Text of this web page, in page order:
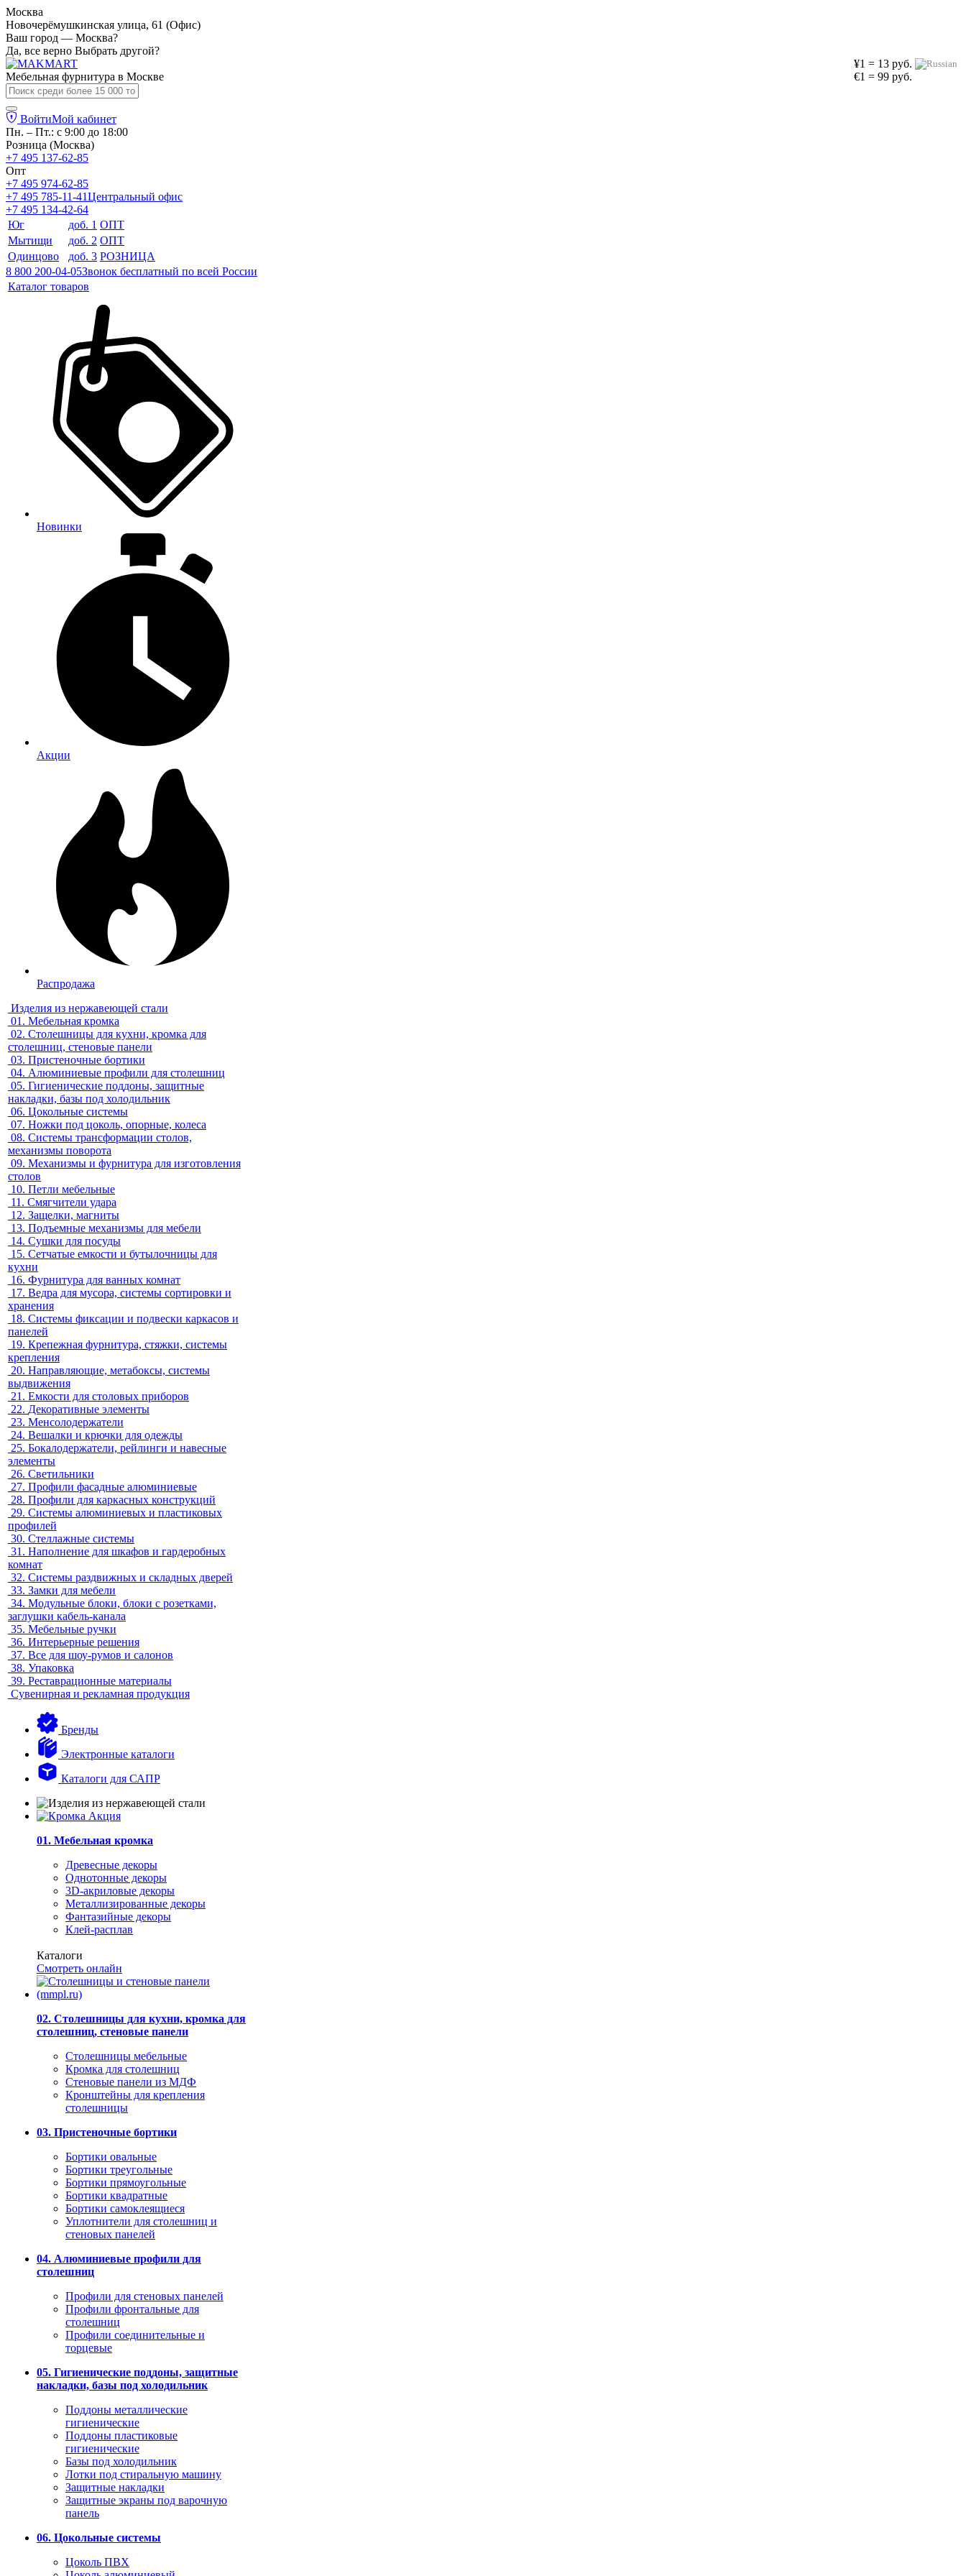
Москва
Новочерёмушкинская улица, 61 (Офис)
Ваш город — Москва?
Да, все верно Выбрать другой?
¥1 = 13 руб.
€1 = 99 руб.
Мебельная фурнитура в Москве
ВойтиМой кабинет
Пн. – Пт.: с 9:00 до 18:00
Розница (Москва)
+7 495 137-62-85
Опт
+7 495 974-62-85
+7 495 785-11-41Центральный офис
+7 495 134-42-64
Юг
доб. 1 ОПТ
Мытищи
доб. 2 ОПТ
Одинцово
доб. 3 РОЗНИЦА
8 800 200-04-05Звонок бесплатный по всей России
Каталог товаров
Новинки
Акции
Распродажа
Изделия из нержавеющей стали
01. Мебельная кромка
02. Столешницы для кухни, кромка для
столешниц, стеновые панели
03. Пристеночные бортики
04. Алюминиевые профили для столешниц
05. Гигиенические поддоны, защитные
накладки, базы под холодильник
06. Цокольные системы
07. Ножки под цоколь, опорные, колеса
08. Системы трансформации столов,
механизмы поворота
09. Механизмы и фурнитура для изготовления
столов
10. Петли мебельные
11. Смягчители удара
12. Защелки, магниты
13. Подъемные механизмы для мебели
14. Сушки для посуды
15. Сетчатые емкости и бутылочницы для
кухни
16. Фурнитура для ванных комнат
17. Ведра для мусора, системы сортировки и
хранения
18. Системы фиксации и подвески каркасов и
панелей
19. Крепежная фурнитура, стяжки, системы
крепления
20. Направляющие, метабоксы, системы
выдвижения
21. Емкости для столовых приборов
22. Декоративные элементы
23. Менсолодержатели
24. Вешалки и крючки для одежды
25. Бокалодержатели, рейлинги и навесные
элементы
26. Светильники
27. Профили фасадные алюминиевые
28. Профили для каркасных конструкций
29. Системы алюминиевых и пластиковых
профилей
30. Стеллажные системы
31. Наполнение для шкафов и гардеробных
комнат
32. Системы раздвижных и складных дверей
33. Замки для мебели
34. Модульные блоки, блоки с розетками,
заглушки кабель-канала
35. Мебельные ручки
36. Интерьерные решения
37. Все для шоу-румов и салонов
38. Упаковка
39. Реставрационные материалы
Сувенирная и рекламная продукция
Бренды
Электронные каталоги
Каталоги для САПР
01. Мебельная кромка
Древесные декоры
Однотонные декоры
3D-акриловые декоры
Металлизированные декоры
Фантазийные декоры
Клей-расплав
Каталоги
Смотреть онлайн
02. Столешницы для кухни, кромка для
столешниц, стеновые панели
Столешницы мебельные
Кромка для столешниц
Стеновые панели из МДФ
Кронштейны для крепления
столешницы
03. Пристеночные бортики
Бортики овальные
Бортики треугольные
Бортики прямоугольные
Бортики квадратные
Бортики самоклеящиеся
Уплотнители для столешниц и
стеновых панелей
04. Алюминиевые профили для
столешниц
Профили для стеновых панелей
Профили фронтальные для
столешниц
Профили соединительные и
торцевые
05. Гигиенические поддоны, защитные
накладки, базы под холодильник
Поддоны металлические
гигиенические
Поддоны пластиковые
гигиенические
Базы под холодильник
Лотки под стиральную машину
Защитные накладки
Защитные экраны под варочную
панель
06. Цокольные системы
Цоколь ПВХ